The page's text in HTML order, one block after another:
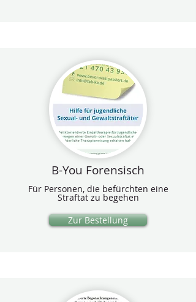
B-You Forensisch
Für Personen, die befürchten eine
Straftat zu begehen
Zur Bestellung